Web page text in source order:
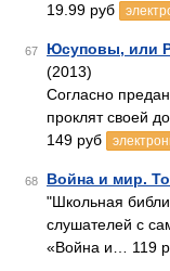
19.99 руб
67 Юсуповы, или
(2013)
Согласно
проклят своей
149 руб
68 Война и мир.
"Школьная
слушателей с
«Война и… 119